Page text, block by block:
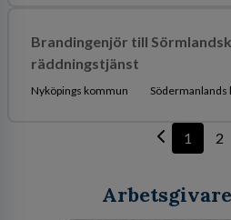
Brandingenjör till
räddningstjänst
Nyköpings kommun Södermanlands
1 2